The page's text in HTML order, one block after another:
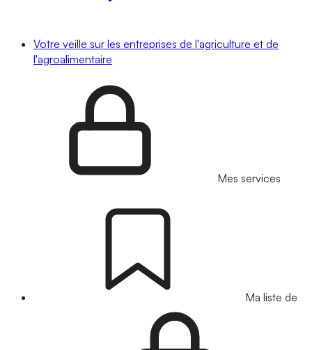
Votre veille sur les entreprises de l'agriculture et de
l'agroalimentaire
Mes services
Ma liste de